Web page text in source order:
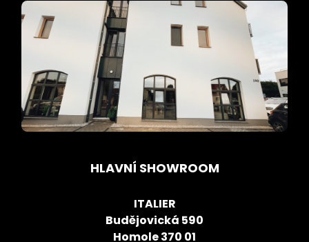
HLAVNÍ SHOWROOM
ITALIER
Budějovická 590
Homole 370 01